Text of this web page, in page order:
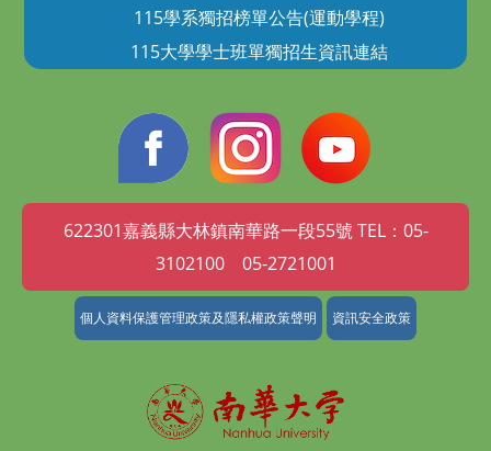
115學系獨招榜單公告(運動學程)
115大學學士班單獨招生資訊連結
622301嘉義縣大林鎮南華路一段55號 TEL：05-
3102100 05-2721001
個人資料保護管理政策及隱私權政策聲明 資訊安全政策